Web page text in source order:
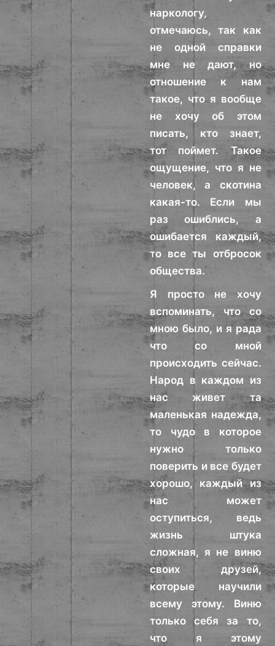
наркологу,
отмечаюсь, так как
не одной справки
мне не дают, но
отношение к нам
такое, что я вообще
не хочу об этом
писать, кто знает,
тот поймет. Такое
ощущение, что я не
человек, а скотина
какая-то. Если мы
раз ошиблись, а
ошибается каждый,
то все ты отбросок
общества.
Я просто не хочу
вспоминать, что со
мною было, и я рада
что со мной
происходить сейчас.
Народ в каждом из
нас живет та
маленькая надежда,
то чудо в которое
нужно только
поверить и все будет
хорошо, каждый из
нас может
оступиться, ведь
жизнь штука
сложная, я не виню
своих друзей,
которые научили
всему этому. Виню
только себя за то,
что я этому